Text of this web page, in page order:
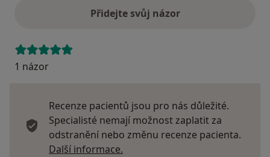
Přidejte svůj názor
1 názor
Recenze pacientů jsou pro nás důležité.
Specialisté nemají možnost zaplatit za
odstranění nebo změnu recenze pacienta.
Další informace.